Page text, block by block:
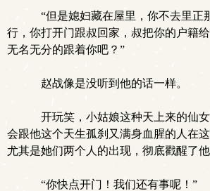
“但是媳妇藏在屋里，你不去里正
行，你打开门跟叔回家，叔把你的户籍
无名无分的跟着你吧？”
赵战像是没听到他的话一样。
开玩笑，小姑娘这种天上来的仙
会跟他这个天生孤刹又满身血腥的人在
尤其是她们两个人的出现，彻底戳醒了他
“你快点开门！我们还有事呢！”